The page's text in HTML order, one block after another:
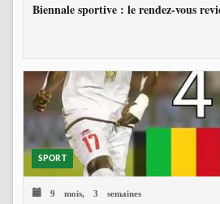
Biennale sportive : le rendez-vous
SPORT
9 mois, 3 semaines